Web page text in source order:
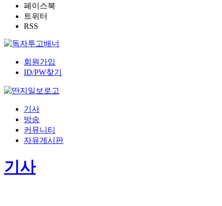
페이스북
트위터
RSS
회원가입
ID/PW찾기
기사
방송
커뮤니티
자유게시판
기사